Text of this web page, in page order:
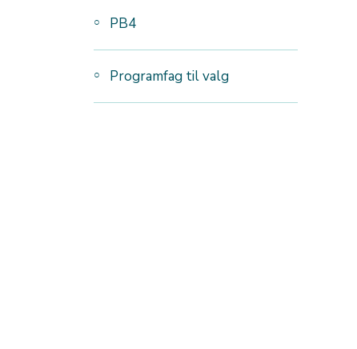
PB4
Programfag til valg